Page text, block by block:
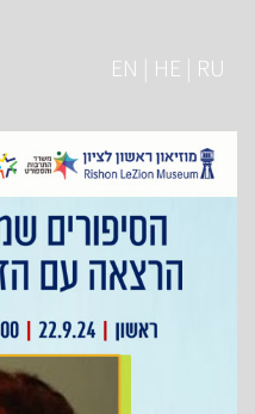
EN | HE | RU